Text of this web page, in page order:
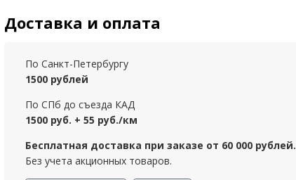
Доставка и оплата
По Санкт-Петербургу
1500 рублей
По СПб до съезда КАД
1500 руб. + 55 руб./км
Бесплатная доставка при заказе от 60 000 рублей.
Без учета акционных товаров.